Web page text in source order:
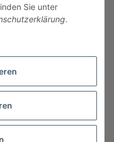
Sie unter
.